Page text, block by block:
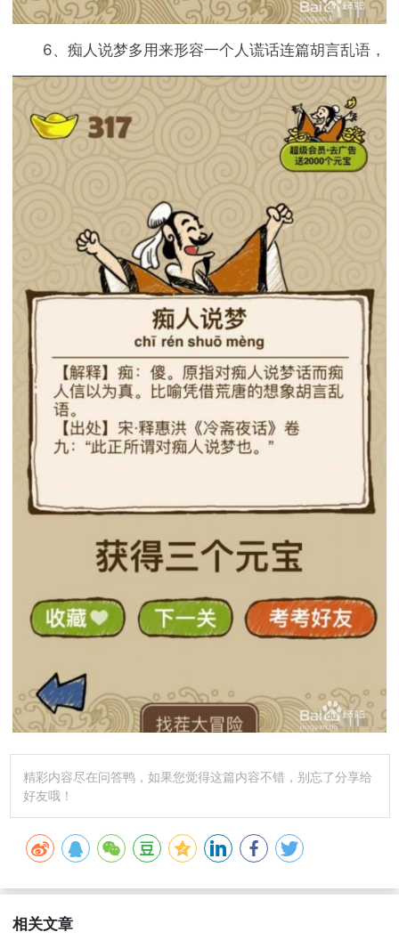
6、痴人说梦多用来形容一个人谎话连篇胡言乱语，
精彩内容尽在问答鸭，如果您觉得这篇内容不错，别忘了分享给
好友哦！
相关文章